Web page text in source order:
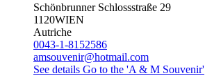
Schönbrunner Schlossstraße 29
1120WIEN
Autriche
0043-1-8152586
amsouvenir@hotmail.com
See details Go to the 'A & M Souvenir'